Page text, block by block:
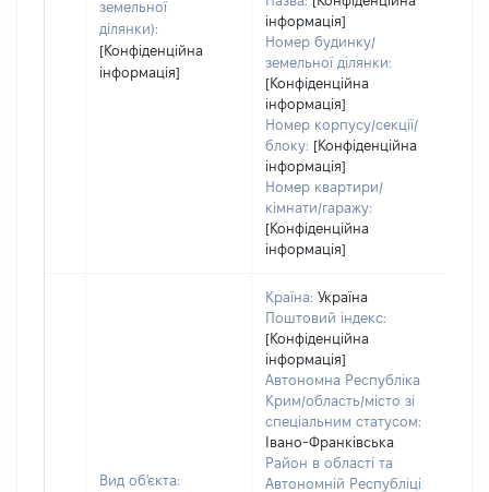
земельної
ділянки):
[Конфіденційна
інформація]
інформація]
Номер будинку/
земельної ділянки:
[Конфіденційна
інформація]
Номер корпусу/секції/
блоку: [Конфіденційна
інформація]
Номер квартири/
кімнати/гаражу:
[Конфіденційна
інформація]
Вид об'єкта:
Країна: Україна
Поштовий індекс:
[Конфіденційна
інформація]
Автономна Республіка
Крим/область/місто зі
спеціальним статусом:
Івано-Франківська
Район в області та
Автономній Республіці